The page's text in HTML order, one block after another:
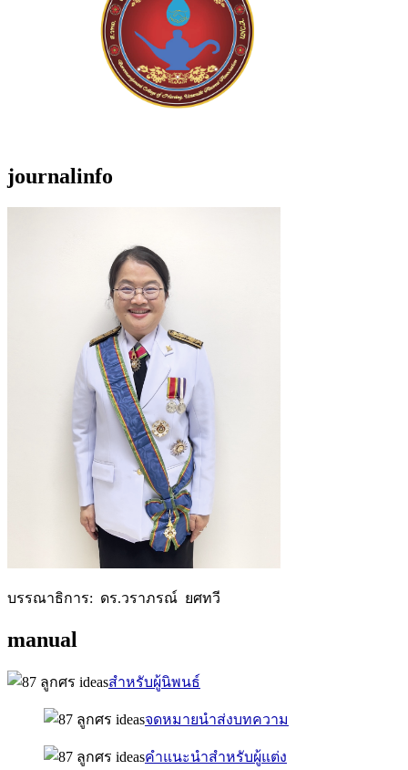
journalinfo
บรรณาธิการ: ดร.วราภรณ์ ยศทวี
manual
สำหรับผู้นิพนธ์
จดหมายนำส่งบทความ
คำแนะนำสำหรับผู้แต่ง